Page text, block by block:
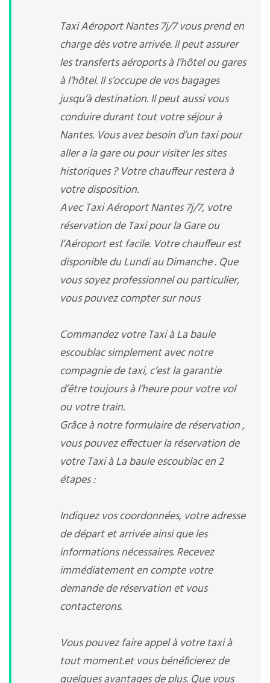
Taxi Aéroport Nantes 7j/7 vous prend en
charge dès votre arrivée. Il peut assurer
les transferts aéroports à l’hôtel ou gares
à l’hôtel. Il s’occupe de vos bagages
jusqu’à destination. Il peut aussi vous
conduire durant tout votre séjour à
Nantes. Vous avez besoin d’un taxi pour
aller a la gare ou pour visiter les sites
historiques ? Votre chauffeur restera à
votre disposition.
Avec Taxi Aéroport Nantes 7j/7, votre
réservation de Taxi pour la Gare ou
l’Aéroport est facile. Votre chauffeur est
disponible du Lundi au Dimanche . Que
vous soyez professionnel ou particulier,
vous pouvez compter sur nous
Commandez votre Taxi à La baule
escoublac simplement avec notre
compagnie de taxi, c’est la garantie
d’être toujours à l’heure pour votre vol
ou votre train.
Grâce à notre formulaire de réservation ,
vous pouvez effectuer la réservation de
votre Taxi à La baule escoublac en 2
étapes :
Indiquez vos coordonnées, votre adresse
de départ et arrivée ainsi que les
informations nécessaires. Recevez
immédiatement en compte votre
demande de réservation et vous
contacterons.
Vous pouvez faire appel à votre taxi à
tout moment.et vous bénéficierez de